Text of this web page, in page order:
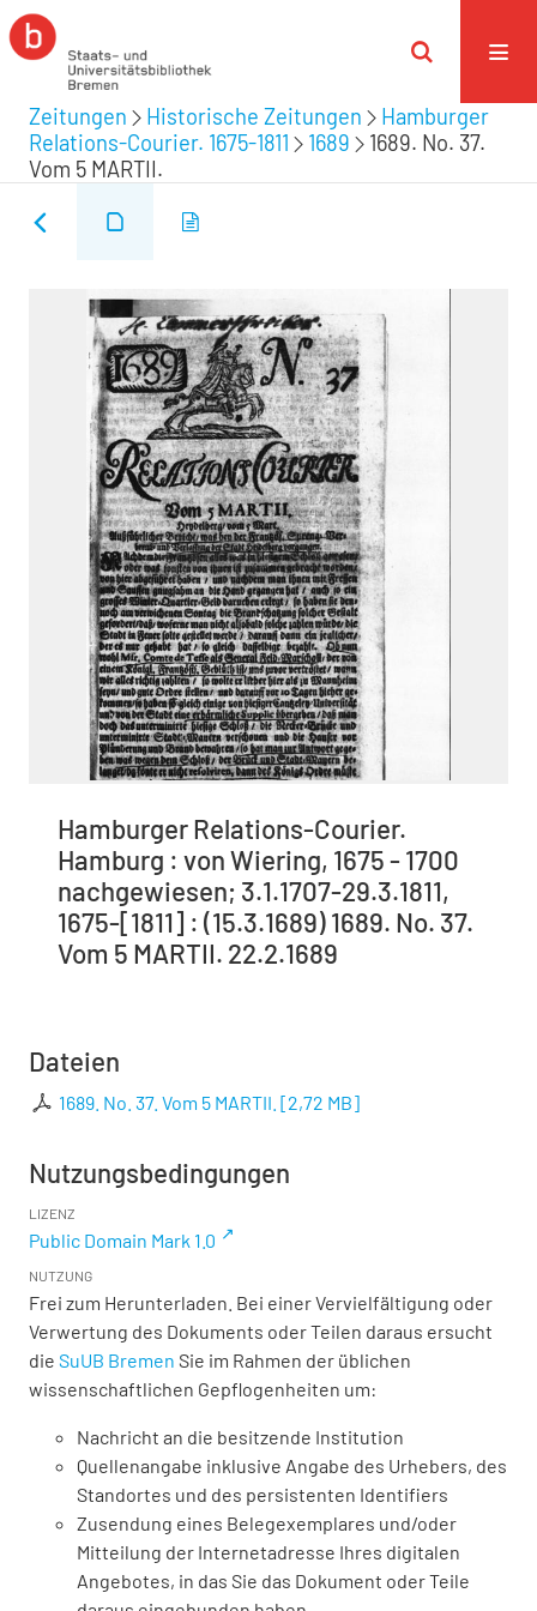
Zeitungen Historische Zeitungen
Hamburger
Relations-Courier. 1675-1811
1689
1689. No. 37.
Vom 5 MARTII.
Hamburger Relations-Courier.
Hamburg : von Wiering, 1675 - 1700
nachgewiesen; 3.1.1707-29.3.1811,
1675-[1811] : (15.3.1689) 1689. No. 37.
Vom 5 MARTII. 22.2.1689
Dateien
1689. No. 37. Vom 5 MARTII. [2,72 MB]
Nutzungsbedingungen
LIZENZ
Public Domain Mark 1.0
NUTZUNG
Frei zum Herunterladen. Bei einer Vervielfältigung oder
Verwertung des Dokuments oder Teilen daraus ersucht
die SuUB Bremen Sie im Rahmen der üblichen
wissenschaftlichen Gepflogenheiten um:
Nachricht an die besitzende Institution
Quellenangabe inklusive Angabe des Urhebers, des
Standortes und des persistenten Identifiers
Zusendung eines Belegexemplares und/oder
Mitteilung der Internetadresse Ihres digitalen
Angebotes, in das Sie das Dokument oder Teile